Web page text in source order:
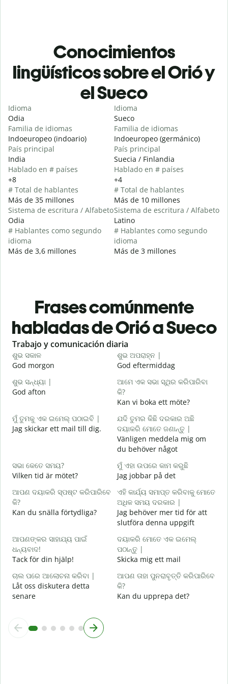
Conocimientos
lingüísticos sobre el Orió y
el Sueco
Idioma
Odia
Familia de idiomas
Indoeuropeo (indoario)
País principal
India
Hablado en # países
+8
# Total de hablantes
Más de 35 millones
Sistema de escritura / Alfabeto
Odia
# Hablantes como segundo
idioma
Más de 3,6 millones
Idioma
Sueco
Familia de idiomas
Indoeuropeo (germánico)
País principal
Suecia / Finlandia
Hablado en # países
+4
# Total de hablantes
Más de 10 millones
Sistema de escritura / Alfabeto
Latino
# Hablantes como segundo
idioma
Más de 3 millones
Frases comúnmente
habladas de Orió a Sueco
Slide 1 of 6
Trabajo y comunicación diaria
ଶୁଭ ସକାଳ
God morgon
ଶୁଭ ଅପରାହ୍ନ |
God eftermiddag
ଶୁଭ ସନ୍ଧ୍ୟା |
God afton
ଆମେ ଏକ ସଭା ସ୍ଥିର କରିପାରିବା
କି?
Kan vi boka ett möte?
ମୁଁ ତୁମକୁ ଏକ ଇମେଲ୍ ପଠାଇବି |
Jag skickar ett mail till dig.
ଯଦି ତୁମର କିଛି ଦରକାର ଅଛି
ଦୟାକରି ମୋତେ ଜଣାନ୍ତୁ |
Vänligen meddela mig om
du behöver något
ସଭା କେତେ ସମୟ?
Vilken tid är mötet?
ମୁଁ ଏହା ଉପରେ କାମ କରୁଛି
Jag jobbar på det
ଆପଣ ଦୟାକରି ସ୍ପଷ୍ଟ କରିପାରିବେ
କି?
Kan du snälla förtydliga?
ଏହି କାର୍ଯ୍ୟ ସମାପ୍ତ କରିବାକୁ ମୋତେ
ଅଧିକ ସମୟ ଦରକାର |
Jag behöver mer tid för att
slutföra denna uppgift
ଆପଣଙ୍କର ସାହାଯ୍ୟ ପାଇଁ
ଧନ୍ୟବାଦ!
Tack för din hjälp!
ଦୟାକରି ମୋତେ ଏକ ଇମେଲ୍
ପଠାନ୍ତୁ |
Skicka mig ett mail
ଚାଲ ପରେ ଆଲୋଚନା କରିବା |
Låt oss diskutera detta
senare
ଆପଣ ତାହା ପୁନରାବୃତ୍ତି କରିପାରିବେ
କି?
Kan du upprepa det?